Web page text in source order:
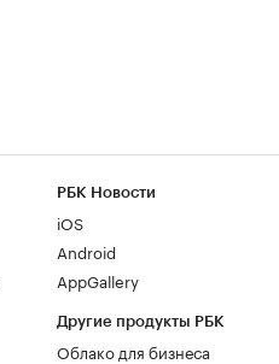
РБК Новости
iOS
Android
AppGallery
Другие продукты РБК
Облако для бизнеса